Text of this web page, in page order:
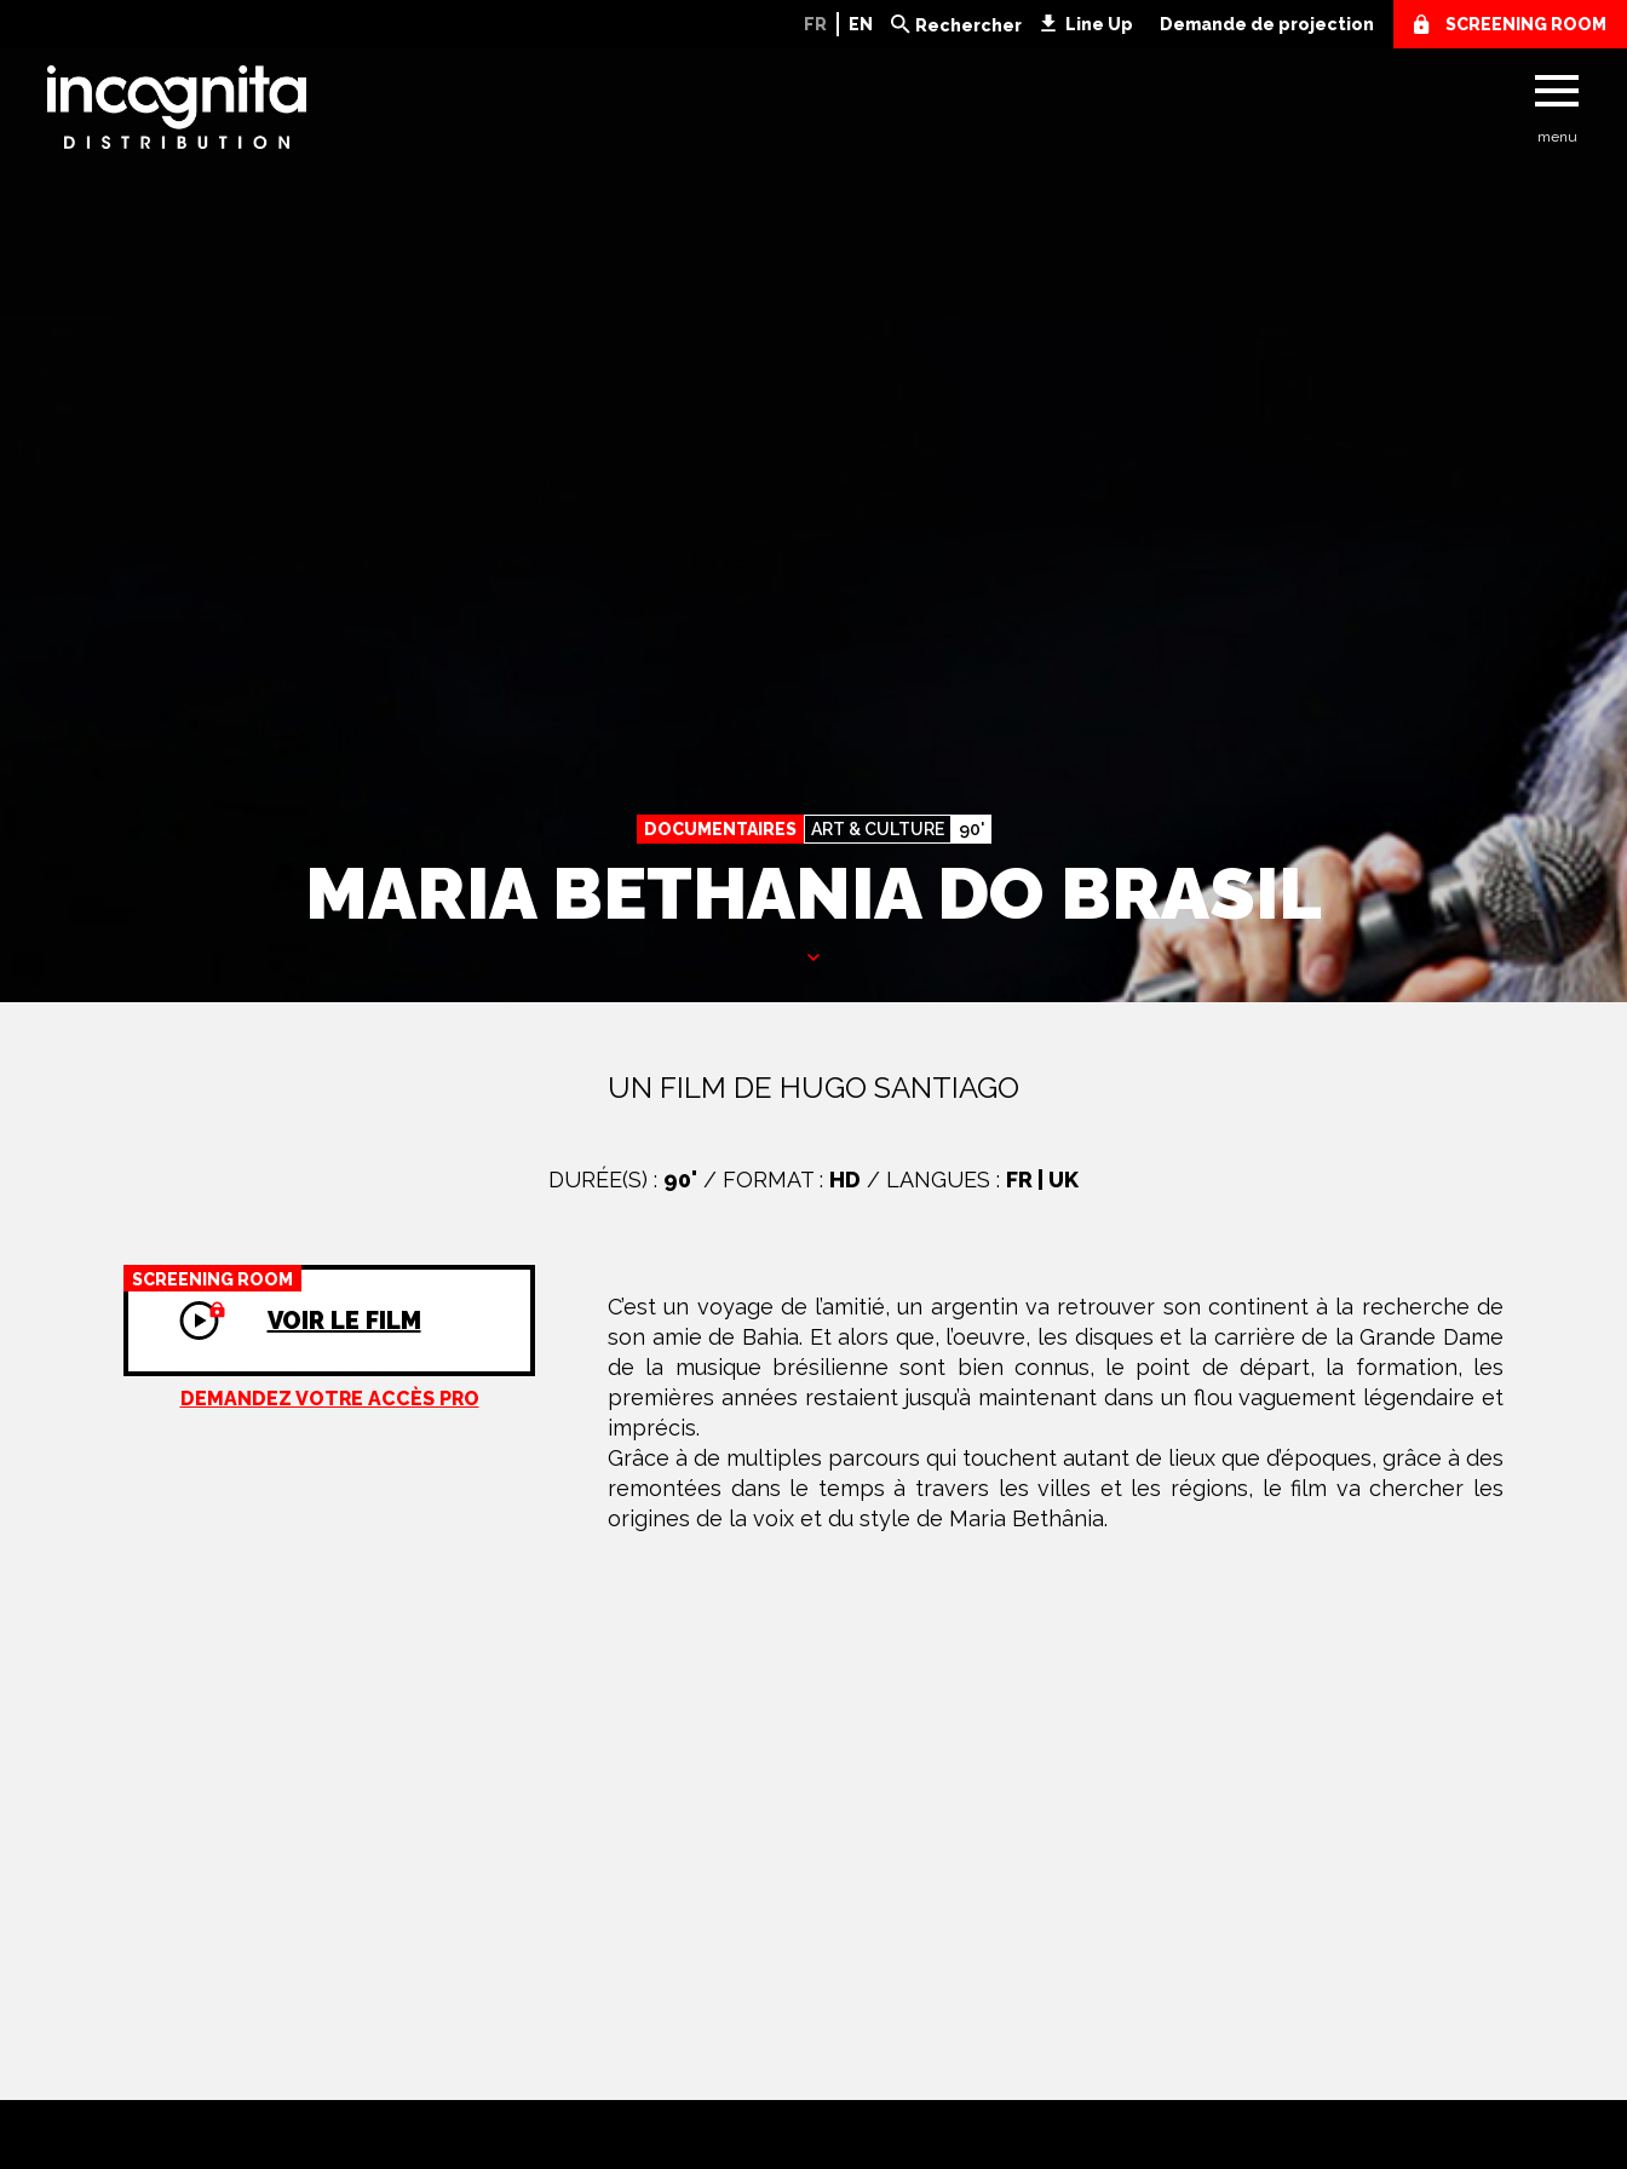
menu
FR EN Rechercher Line Up Demande de projection SCREENING ROOM
DOCUMENTAIRES ART & CULTURE 90'
MARIA BETHANIA DO BRASIL
UN FILM DE HUGO SANTIAGO
DURÉE(S) : 90' / FORMAT : HD / LANGUES : FR | UK
SCREENING ROOM
VOIR LE FILM
DEMANDEZ VOTRE ACCÈS PRO
C’est un voyage de l’amitié, un argentin va retrouver son continent à la recherche de
son amie de Bahia. Et alors que, l’oeuvre, les disques et la carrière de la Grande Dame
de la musique brésilienne sont bien connus, le point de départ, la formation, les
premières années restaient jusqu’à maintenant dans un flou vaguement légendaire et
imprécis.
Grâce à de multiples parcours qui touchent autant de lieux que d’époques, grâce à des
remontées dans le temps à travers les villes et les régions, le film va chercher les
origines de la voix et du style de Maria Bethânia.